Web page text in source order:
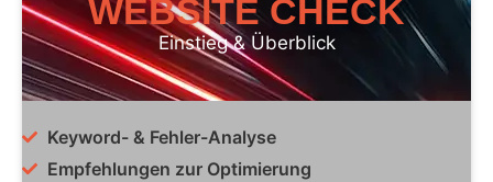
WEBSITE CHECK
Einstieg & Überblick
Keyword- & Fehler-Analyse
Empfehlungen zur Optimierung